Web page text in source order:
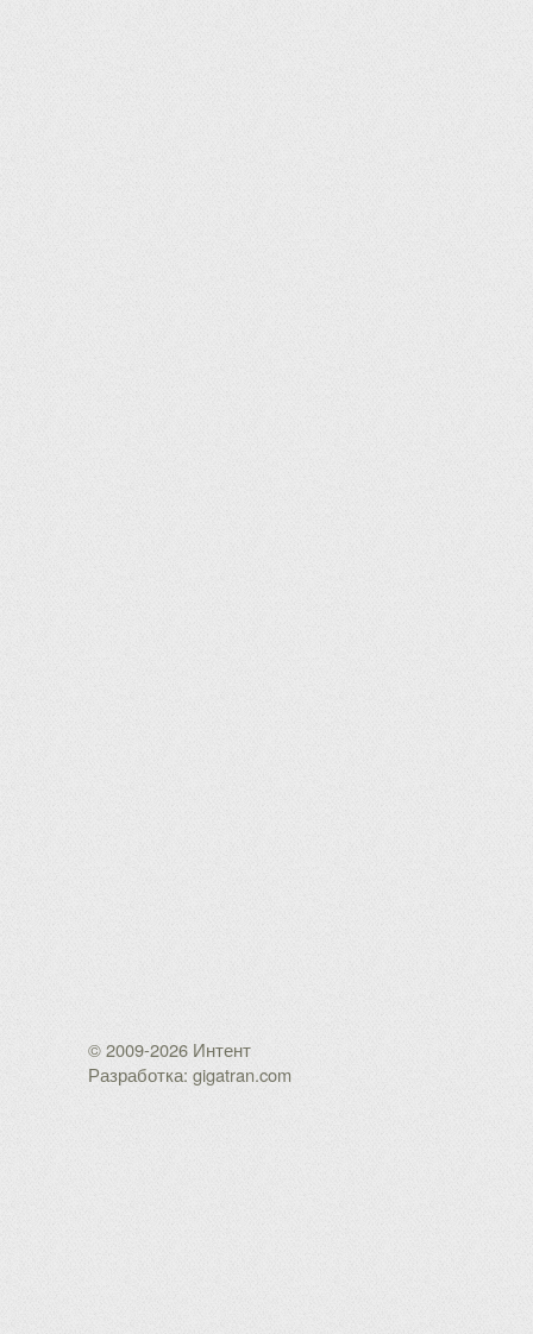
© 2009-2026 Интент
Разработка: gigatran.com